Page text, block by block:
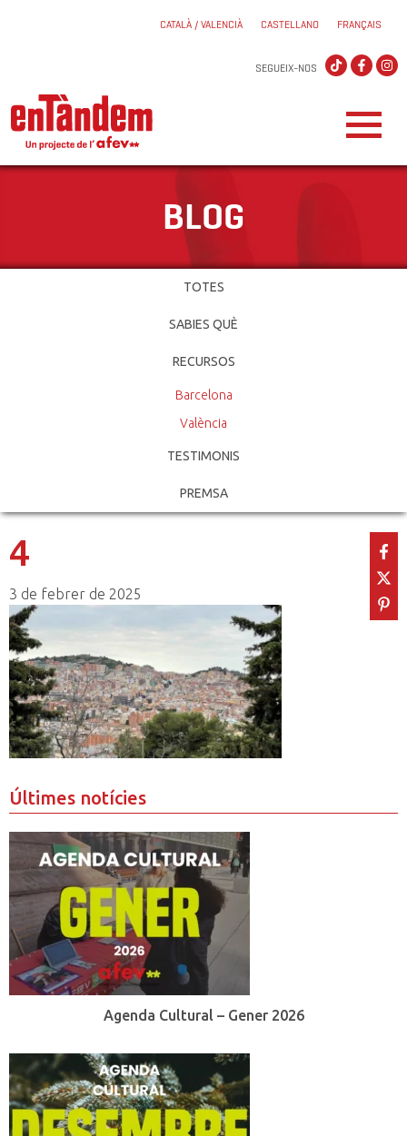
CATALÀ / VALENCIÀ CASTELLANO FRANÇAIS
SEGUEIX-NOS
BLOG
TOTES
SABIES QUÈ
RECURSOS
Barcelona
València
TESTIMONIS
PREMSA
4
3 de febrer de 2025
Últimes notícies
Agenda Cultural – Gener 2026